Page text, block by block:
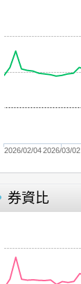
2026/02/042026/03/02
券資比